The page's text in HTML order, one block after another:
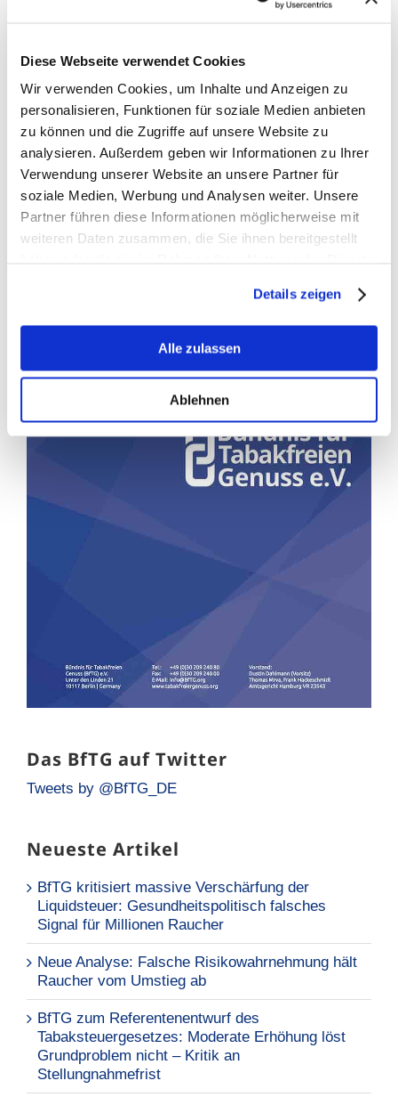
Diese Webseite verwendet Cookies
Wir verwenden Cookies, um Inhalte und Anzeigen zu
personalisieren, Funktionen für soziale Medien anbieten
zu können und die Zugriffe auf unsere Website zu
analysieren. Außerdem geben wir Informationen zu Ihrer
Verwendung unserer Website an unsere Partner für
soziale Medien, Werbung und Analysen weiter. Unsere
Partner führen diese Informationen möglicherweise mit
weiteren Daten zusammen, die Sie ihnen bereitgestellt
Details zeigen
Alle zulassen
Ablehnen
Fakten zur E-Zigarette
Das BfTG auf Twitter
Tweets by @BfTG_DE
Neueste Artikel
BfTG kritisiert massive Verschärfung der
Liquidsteuer: Gesundheitspolitisch falsches
Signal für Millionen Raucher
Neue Analyse: Falsche Risikowahrnehmung hält
Raucher vom Umstieg ab
BfTG zum Referentenentwurf des
Tabaksteuergesetzes: Moderate Erhöhung löst
Grundproblem nicht – Kritik an
Stellungnahmefrist